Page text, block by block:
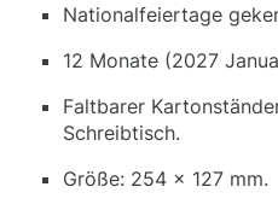
Nationalfeiertage
12 Monate (2027
Faltbarer
Schreibtisch.
Größe: 254 x 127 mm.